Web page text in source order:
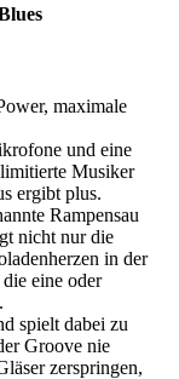
maximale
und eine
Musiker
ergibt plus.
Rampensau
nicht nur die
in der
eine oder
spielt dabei zu
Groove nie
zerspringen,